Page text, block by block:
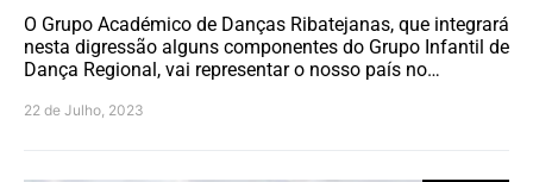
O Grupo Académico de Danças Ribatejanas, que integrará
nesta digressão alguns componentes do Grupo Infantil de
Dança Regional, vai representar o nosso país no…
22 de Julho, 2023